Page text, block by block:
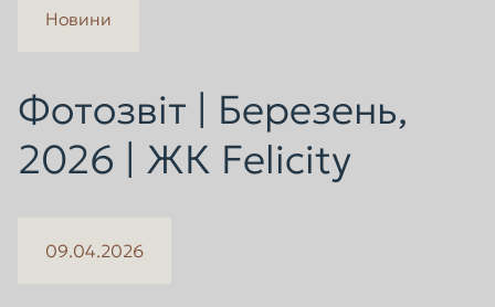
Новини
Фотозвіт | Березень,
2026 | ЖК Felicity
09.04.2026